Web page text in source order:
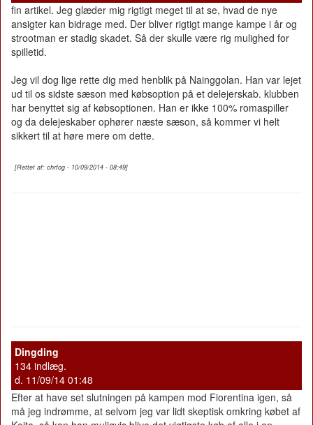
fin artikel. Jeg glæder mig rigtigt meget til at se, hvad de nye
ansigter kan bidrage med. Der bliver rigtigt mange kampe i år og
strootman er stadig skadet. Så der skulle være rig mulighed for
spilletid.
Jeg vil dog lige rette dig med henblik på Nainggolan. Han var lejet
ud til os sidste sæson med købsoption på et delejerskab. klubben
har benyttet sig af købsoptionen. Han er ikke 100% romaspiller
og da delejeskaber ophører næste sæson, så kommer vi helt
sikkert til at høre mere om dette.
[Rettet af: chrfog - 10/09/2014 - 08:49]
Dingding
134 indlæg.
d. 11/09/14 01:48
Efter at have set slutningen på kampen mod Fiorentina igen, så
må jeg indrømme, at selvom jeg var lidt skeptisk omkring købet af